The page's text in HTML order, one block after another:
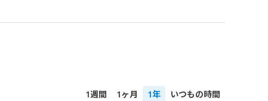
1週間 1ヶ月 1年 いつもの時間